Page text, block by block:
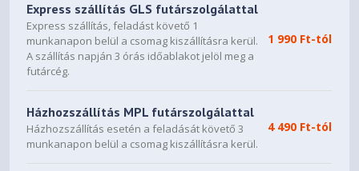
Express szállítás GLS futárszolgálattal
Express szállítás, feladást követő 1
munkanapon belül a csomag kiszállításra kerül.
A szállítás napján 3 órás időablakot jelöl meg a
futárcég.
1 990 Ft-tól
Házhozszállítás MPL futárszolgálattal
Házhozszállítás esetén a feladását követő 3
munkanapon belül a csomag kiszállításra kerül.
4 490 Ft-tól